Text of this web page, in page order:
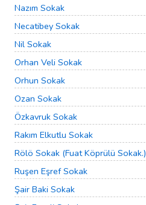
Nazım Sokak
Necatibey Sokak
Nil Sokak
Orhan Veli Sokak
Orhun Sokak
Ozan Sokak
Özkavruk Sokak
Rakım Elkutlu Sokak
Rölö Sokak (Fuat Köprülü Sokak.)
Ruşen Eşref Sokak
Şair Baki Sokak